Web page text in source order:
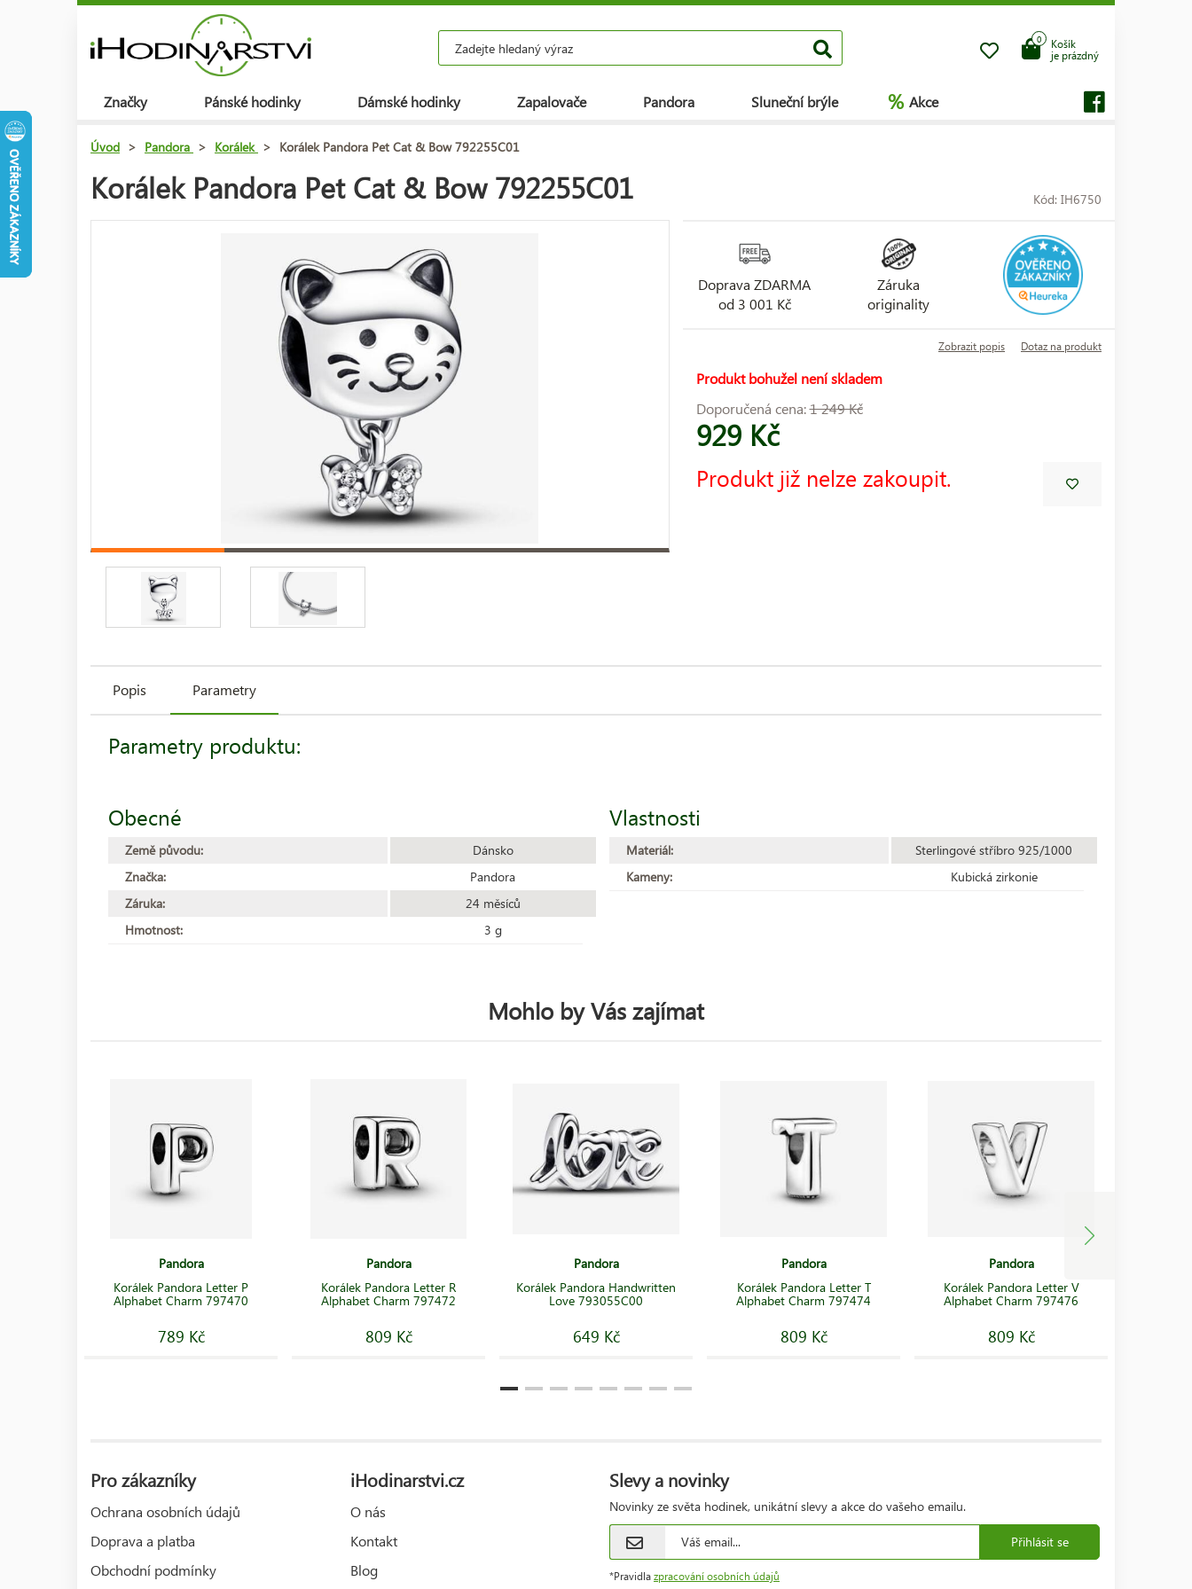
Košík
je prázdný
0
Značky Pánské hodinky Dámské hodinky Zapalovače Pandora Sluneční brýle % Akce
Úvod > Pandora > Korálek > Korálek Pandora Pet Cat & Bow 792255C01
Korálek Pandora Pet Cat & Bow 792255C01 Kód: IH6750
Doprava ZDARMA
od 3 001 Kč
Záruka
originality
Zobrazit popis Dotaz na produkt
Produkt bohužel není skladem
Doporučená cena:1 249 Kč
929 Kč
Produkt již nelze zakoupit.
Popis Parametry
Parametry produktu:
Obecné
Země původu:
Dánsko
Značka:
Pandora
Záruka:
24 měsíců
Hmotnost:
3 g
Vlastnosti
Materiál:
Sterlingové stříbro 925/1000
Kameny:
Kubická zirkonie
Mohlo by Vás zajímat
Pandora
Korálek Pandora Letter P
Alphabet Charm 797470
789 Kč
Pandora
Korálek Pandora Letter R
Alphabet Charm 797472
809 Kč
Pandora
Korálek Pandora Handwritten
Love 793055C00
649 Kč
Pandora
Korálek Pandora Letter T
Alphabet Charm 797474
809 Kč
Pandora
Korálek Pandora Letter V
Alphabet Charm 797476
809 Kč
Pro zákazníky
Ochrana osobních údajů
Doprava a platba
Obchodní podmínky
iHodinarstvi.cz
O nás
Kontakt
Blog
Slevy a novinky
Novinky ze světa hodinek, unikátní slevy a akce do vašeho emailu.
Přihlásit se
*Pravidla zpracování osobních údajů